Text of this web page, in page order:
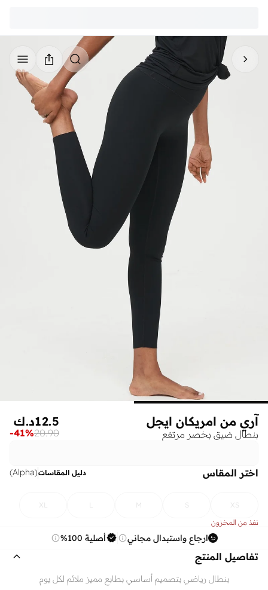
آري من امريكان ايجل
بنطال ضيق بخصر مرتفع
د.ك12.5
20.90
-41%
اختر المقاس دليل المقاسات(
Alpha
)
XS
S
M
L
XL
نفذ من المخزون
ارجاع واستبدال مجاني أصلية 100%
تفاصيل المنتج
بنطال رياضي بتصميم أساسي بطابع مميز ملائم لكل يوم